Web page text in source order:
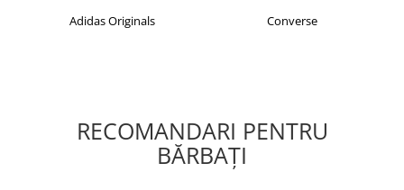
Adidas Originals Converse
RECOMANDARI PENTRU
BĂRBAŢI